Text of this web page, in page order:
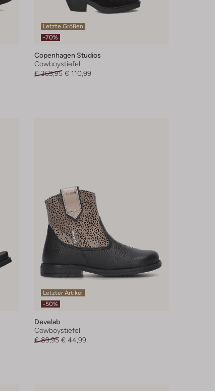
Letzte Größen
-70%
Copenhagen Studios
Cowboystiefel
€ 369,95 € 110,99
Letzter Artikel
-50%
Develab
Cowboystiefel
€ 89,95 € 44,99